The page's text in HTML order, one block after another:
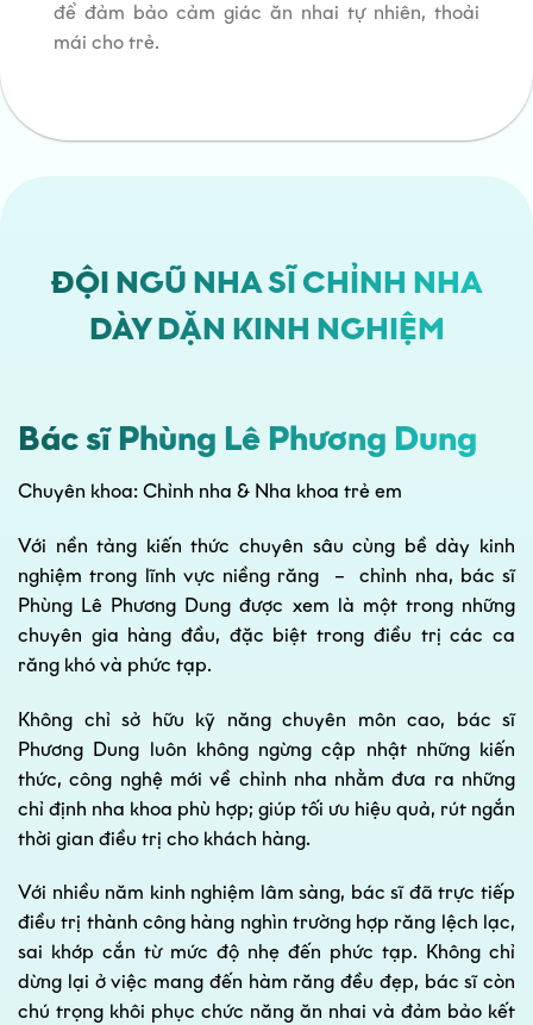
để đảm bảo cảm giác ăn nhai tự nhiên, thoải
mái cho trẻ.
ĐỘI NGŨ NHA SĨ CHỈNH NHA
DÀY DẶN KINH NGHIỆM
Bác sĩ Phùng Lê Phương Dung
Chuyên khoa: Chỉnh nha & Nha khoa trẻ em
Với nền tảng kiến thức chuyên sâu cùng bề dày kinh
nghiệm trong lĩnh vực niềng răng – chỉnh nha, bác sĩ
Phùng Lê Phương Dung được xem là một trong những
chuyên gia hàng đầu, đặc biệt trong điều trị các ca
răng khó và phức tạp.
Không chỉ sở hữu kỹ năng chuyên môn cao, bác sĩ
Phương Dung luôn không ngừng cập nhật những kiến
thức, công nghệ mới về chỉnh nha nhằm đưa ra những
chỉ định nha khoa phù hợp; giúp tối ưu hiệu quả, rút ngắn
thời gian điều trị cho khách hàng.
Với nhiều năm kinh nghiệm lâm sàng, bác sĩ đã trực tiếp
điều trị thành công hàng nghìn trường hợp răng lệch lạc,
sai khớp cắn từ mức độ nhẹ đến phức tạp. Không chỉ
dừng lại ở việc mang đến hàm răng đều đẹp, bác sĩ còn
chú trọng khôi phục chức năng ăn nhai và đảm bảo kết